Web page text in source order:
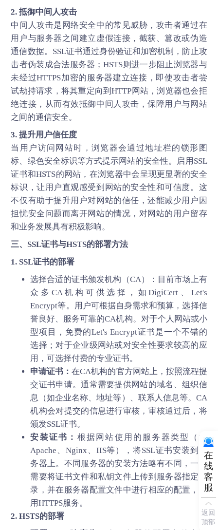
2. 抵御中间人攻击
中间人攻击是网络安全中的常见威胁，攻击者通过在
用户与服务器之间建立虚假连接，截获、篡改或伪造
通信数据。SSL证书通过身份验证和加密机制，防止攻
击者伪装成合法服务器；HSTS则进一步阻止浏览器与
未经过HTTPS加密的服务器建立连接，即使攻击者尝
试劫持请求，将其重定向到HTTP网站，浏览器也会拒
绝连接，从而有效抵御中间人攻击，保障用户与网站
之间的通信安全。
3. 提升用户信任度
当用户访问网站时，浏览器会通过地址栏的锁形图
标、绿色安全标识等方式提示网站的安全性。启用SSL
证书和HSTS的网站，在浏览器中会呈现更显著的安全
标识，让用户直观感受到网站的安全性和可信度。这
不仅有助于提升用户对网站的信任，还能减少用户因
担忧安全问题而离开网站的情况，对网站的用户留存
和业务发展具有积极影响。
三、 SSL证书与HSTS的部署方法
1. SSL证书的部署
选择合适的证书颁发机构（CA）：目前市场上有
众多CA机构可供选择，如DigiCert、Let's
Encrypt等。用户可根据自身需求和预算，选择信
誉良好、服务可靠的CA机构。对于个人网站或小
型项目，免费的Let's Encrypt证书是一个不错的
选择；对于企业级网站或对安全性要求较高的应
用，可选择付费的专业证书。
申请证书：在CA机构的官方网站上，按照流程提
交证书申请。通常需要提供网站的域名、组织信
息（如企业名称、地址等）、联系人信息等。CA
机构会对提交的信息进行审核，审核通过后，将
颁发SSL证书。
安装证书： 根据网站使用的服务器类型（如
Apache、Nginx、IIS等），将SSL证书安装到服
务器上。不同服务器的安装方法略有不同，一般
需要将证书文件和私钥文件上传到服务器指定目
录，并在服务器配置文件中进行相应的配置，启
用HTTPS服务。
2. HSTS的部署
在
线
客
服
返回
顶部